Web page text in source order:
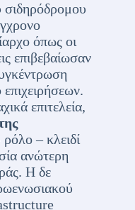
σιδηρόδρομου
όπως οι
επιβεβαίωσαν
επιτελεία,
ρόλο – κλειδί
ανώτερη
Η δε